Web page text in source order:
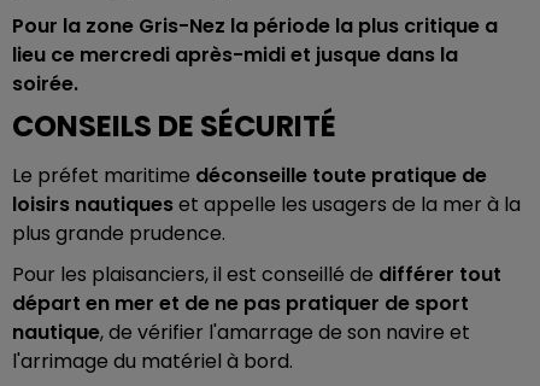
Pour la zone Gris-Nez la période la plus critique a
lieu ce mercredi après-midi et jusque dans la
soirée.
CONSEILS DE SÉCURITÉ
Le préfet maritime déconseille toute pratique de
loisirs nautiqueset appelle les usagers de la mer à la
plus grande prudence.
Pour les plaisanciers, il est conseillé de différer tout
départ en mer et de ne pas pratiquer de sport
nautique, de vérifier l'amarrage de son navire et
l'arrimage du matériel à bord.